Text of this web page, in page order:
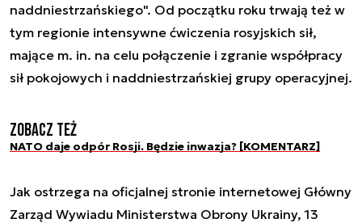
naddniestrzańskiego". Od początku roku trwają też w
tym regionie intensywne ćwiczenia rosyjskich sił,
mające m. in. na celu połączenie i zgranie współpracy
sił pokojowych i naddniestrzańskiej grupy operacyjnej.
Zobacz też
NATO daje odpór Rosji. Będzie inwazja? [KOMENTARZ]
Jak ostrzega na oficjalnej stronie internetowej Główny
Zarząd Wywiadu Ministerstwa Obrony Ukrainy, 13